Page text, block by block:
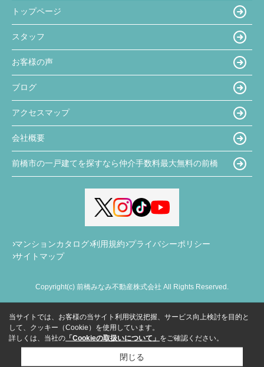
トップページ
スタッフ
お客様の声
ブログ
アクセスマップ
会社概要
前橋市の一戸建てを探すなら仲介手数料最大無料の前橋
マンションカタログ 利用規約 プライバシーポリシー
サイトマップ
Copyright(c) 前橋みなみ不動産株式会社 All Rights Reserved.
当サイトでは、お客様の当サイト利用状況把握、サービス向上検討を目的と
して、クッキー（Cookie）を使用しています。
詳しくは、当社の 「Cookieの取扱いについて」 をご確認ください。
閉じる